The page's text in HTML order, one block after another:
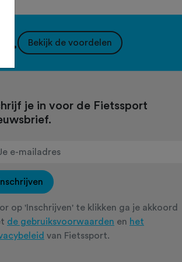
Bekijk de voordelen
je in voor de Fietssport
Inschrijven
op 'Inschrijven' te klikken ga je akkoord
de gebruiksvoorwaarden en het
van Fietssport.